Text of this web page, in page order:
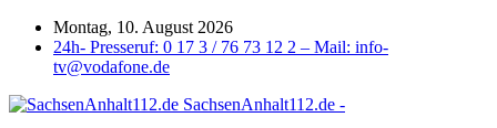
Montag, 10. August 2026
24h- Presseruf: 0 17 3 / 76 73 12 2 – Mail: info-
tv@vodafone.de
SachsenAnhalt112.de -